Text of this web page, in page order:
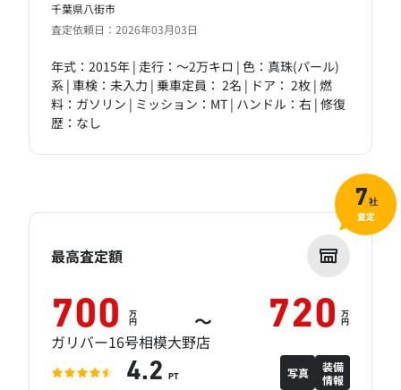
千葉県八街市
査定依頼日：2026年03月03日
年式：2015年 | 走行：～2万キロ | 色：真珠(パール)
系 | 車検：未入力 | 乗車定員： 2名 | ドア： 2枚 | 燃
料：ガソリン | ミッション：MT | ハンドル：右 | 修復
歴：なし
最高査定額
700 万
円 ～ 720 万
円
ガリバー16号相模大野店
4.2 PT 写真
装備
情報
7社
査定